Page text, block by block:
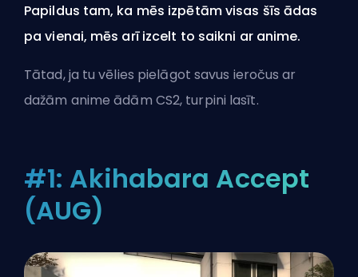
Papildus tam, ka mēs izpētām visas šīs ādas
pa vienai, mēs arī izcelt to saikni ar anime.
Tātad, ja tu vēlies pielāgot savus ieročus ar
dažām anime ādām CS2, turpini lasīt.
#1: Akihabara Accept
(AUG)